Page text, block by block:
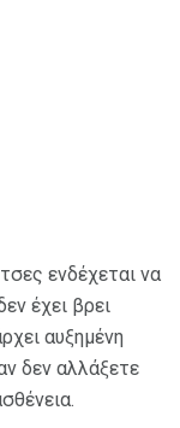
ενδέχεται να
έχει βρει
αυξημένη
δεν αλλάξετε